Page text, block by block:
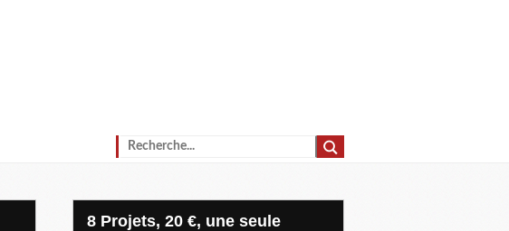
8 Projets, 20 €, une seule